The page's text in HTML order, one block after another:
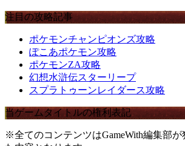
注目の攻略記事
ポケモンチャンピオンズ攻略
ぽこあポケモン攻略
ポケモンZA攻略
幻想水滸伝スターリープ
スプラトゥーンレイダース攻略
当ゲームタイトルの権利表記
※全てのコンテンツはGameWith編集部